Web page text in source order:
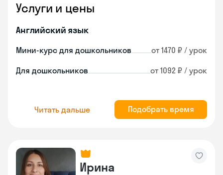
Услуги и цены
Английский язык
Мини-курс для дошкольников от 1470 ₽ / урок
Для дошкольников от 1092 ₽ / урок
Читать дальше Подобрать время
Ирина